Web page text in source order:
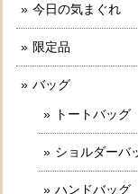
今日の気まぐれ
限定品
バッグ
トートバッグ
ショルダーバ
ハンドバッグ